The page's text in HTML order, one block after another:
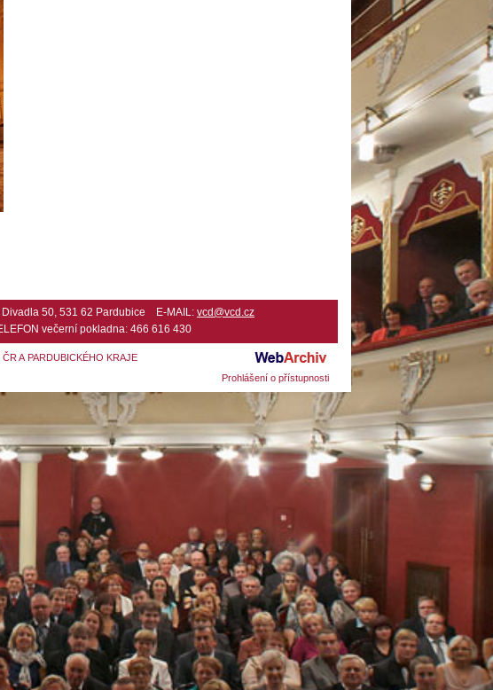
50, 531 62 Pardubice E-MAIL: vcd@vcd.cz
večerní pokladna: 466 616 430
A PARDUBICKÉHO KRAJE
Prohlášení o přístupnosti